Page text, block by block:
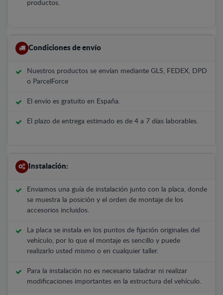
productos.
Condiciones de envío
Nuestros productos se envían mediante GLS, FEDEX, DPD
o ParcelForce
El envío es gratuito en España.
El plazo de entrega estimado es de 4 a 7 días laborables.
Instalación:
Enviamos una guía de instalación junto con la placa, donde
se muestra la posición y el orden de montaje de los
accesorios incluidos.
La placa se instala en los puntos de fijación originales del
vehículo, por lo que el montaje es sencillo y puede
realizarlo usted mismo o en cualquier taller.
Para la instalación no es necesario taladrar ni realizar
modificaciones importantes en la estructura del vehículo.